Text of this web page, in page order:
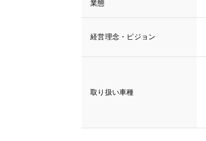
業態
経営理念・ビジョン
取り扱い車種